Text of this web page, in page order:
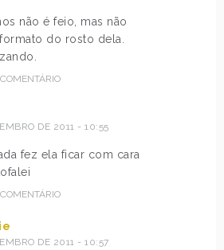
não é feio, mas não
do rosto dela.
DE 2011 - 10:55
fez ela ficar com cara
DE 2011 - 10:57